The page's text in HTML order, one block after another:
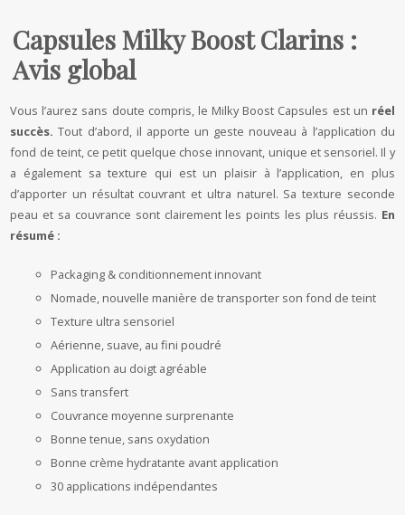
Capsules Milky Boost Clarins :
Avis global
Vous l’aurez sans doute compris, le Milky Boost Capsules est un réel
succès. Tout d’abord, il apporte un geste nouveau à l’application du
fond de teint, ce petit quelque chose innovant, unique et sensoriel. Il y
a également sa texture qui est un plaisir à l’application, en plus
d’apporter un résultat couvrant et ultra naturel. Sa texture seconde
peau et sa couvrance sont clairement les points les plus réussis. En
résumé :
Packaging & conditionnement innovant
Nomade, nouvelle manière de transporter son fond de teint
Texture ultra sensoriel
Aérienne, suave, au fini poudré
Application au doigt agréable
Sans transfert
Couvrance moyenne surprenante
Bonne tenue, sans oxydation
Bonne crème hydratante avant application
30 applications indépendantes